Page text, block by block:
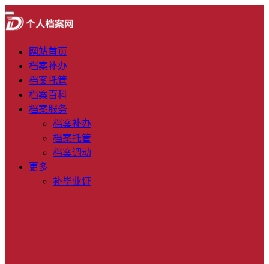
网站首页
档案补办
档案托管
档案百科
档案服务
档案补办
档案托管
档案调动
更多
补毕业证